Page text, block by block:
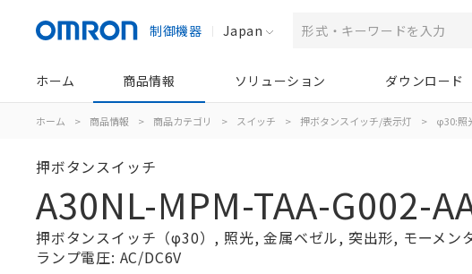
制御機器 Japan
ホーム 商品情報 ソリューション ダウンロード
ホーム > 商品情報 > 商品カテゴリ > スイッチ > 押ボタンスイッチ/表示灯 > φ30:照
押ボタンスイッチ
A30NL-MPM-TAA-G002-
押ボタンスイッチ（φ30）, 照光, 金属ベゼル, 突出形, モーメ
ランプ電圧: AC/DC6V